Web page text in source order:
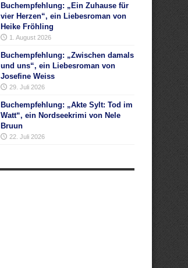
Buchempfehlung: „Ein Zuhause für
vier Herzen“, ein Liebesroman von
Heike Fröhling
1. August 2026
Buchempfehlung: „Zwischen damals
und uns“, ein Liebesroman von
Josefine Weiss
29. Juli 2026
Buchempfehlung: „Akte Sylt: Tod im
Watt“, ein Nordseekrimi von Nele
Bruun
22. Juli 2026